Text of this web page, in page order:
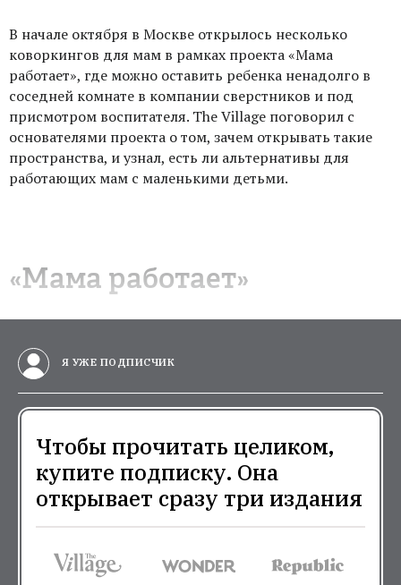
В начале октября в Москве открылось несколько
коворкингов для мам в рамках проекта «Мама
работает», где можно оставить ребенка ненадолго в
соседней комнате в компании сверстников и под
присмотром воспитателя. The Village поговорил с
основателями проекта о том, зачем открывать такие
пространства, и узнал, есть ли альтернативы для
работающих мам с маленькими детьми.
«Мама работает»
Я УЖЕ ПОДПИСЧИК
Чтобы прочитать целиком,
купите подписку. Она
открывает сразу три издания